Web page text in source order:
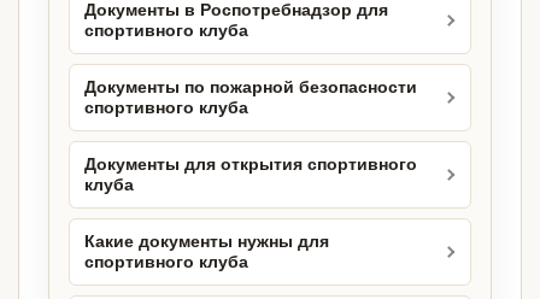
Документы в Роспотребнадзор для
спортивного клуба
Документы по пожарной безопасности
спортивного клуба
Документы для открытия спортивного
клуба
Какие документы нужны для
спортивного клуба